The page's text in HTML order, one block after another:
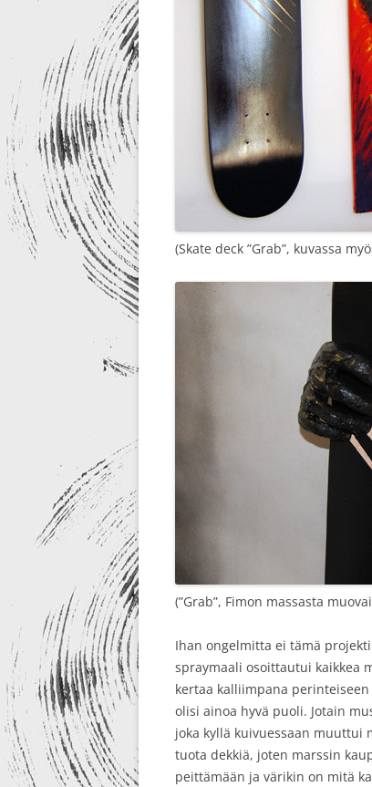
(Skate deck ”Grab”, kuvassa
(”Grab”, Fimon massasta
Ihan ongelmitta ei tämä
spraymaali osoittautui kaikkea
kertaa kalliimpana
olisi ainoa hyvä puoli. Jotain
joka kyllä kuivuessaan muuttui
tuota dekkiä, joten marssin
peittämään ja värikin on mitä